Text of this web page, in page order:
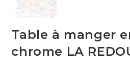
Table à manger
chrome LA